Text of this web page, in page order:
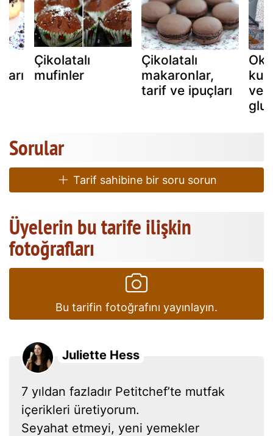
Çikolatalı
mufinler
Çikolatalı
makaronlar,
tarif ve ipuçları
Sorular
Tarif sahibine bir soru sorun
Üyelerin bu tarife ilişkin
fotoğrafları
Bu tarifin fotoğrafını yayınlayın.
Juliette Hess
7 yıldan fazladır Petitchef’te mutfak
içerikleri üretiyorum.
Seyahat etmeyi, yeni yemekler